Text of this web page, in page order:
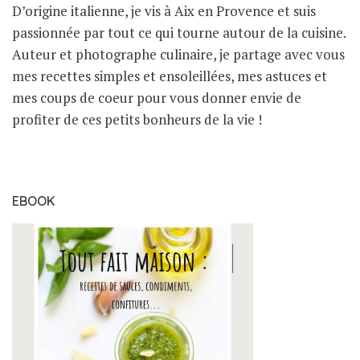
D’origine italienne, je vis à Aix en Provence et suis
passionnée par tout ce qui tourne autour de la cuisine.
Auteur et photographe culinaire, je partage avec vous
mes recettes simples et ensoleillées, mes astuces et
mes coups de coeur pour vous donner envie de
profiter de ces petits bonheurs de la vie !
EBOOK